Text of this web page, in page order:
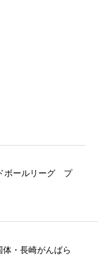
ボールリーグ プ
・長崎がんばら